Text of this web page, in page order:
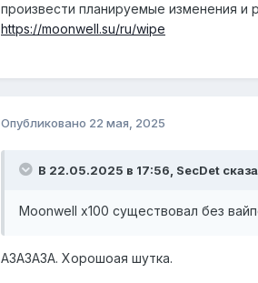
произвести планируемые изменения и
https://moonwell.su/ru/wipe
Опубликовано 22 мая, 2025
В 22.05.2025 в 17:56, SecDet
Moonwell x100 существовал без
АЗАЗАЗА. Хорошоая шутка.